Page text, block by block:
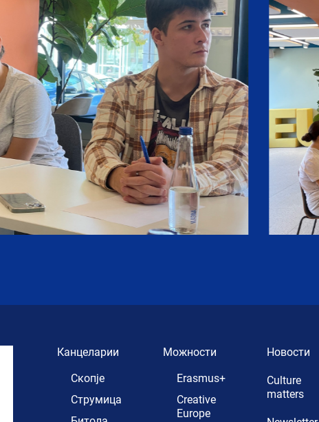
Канцеларии
Скопје
Струмица
Можности
Erasmus+
Creative
Europe
Новости
Culture
matters